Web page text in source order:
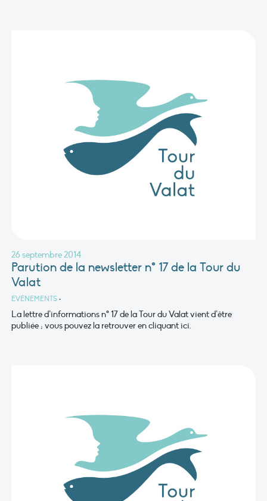
26 septembre 2014
Parution de la newsletter n° 17 de la Tour du
Valat
EVÉNEMENTS •
La lettre d’informations n° 17 de la Tour du Valat vient d’être
publiée ; vous pouvez la retrouver en cliquant ici.